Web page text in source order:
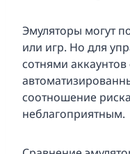
Эмуляторы могут
или игр. Но для
сотнями
соотношение
неблагоприятным.